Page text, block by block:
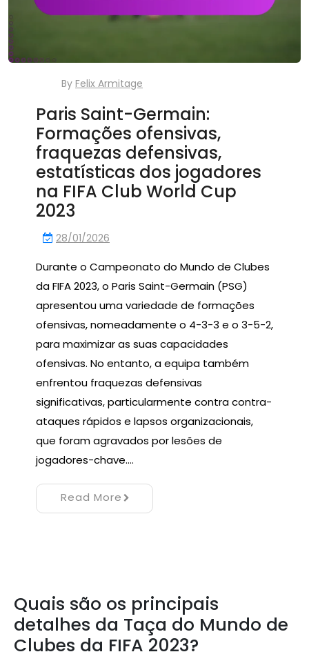
By Felix Armitage
Paris Saint-Germain:
Formações ofensivas,
fraquezas defensivas,
estatísticas dos jogadores
na FIFA Club World Cup
2023
28/01/2026
Durante o Campeonato do Mundo de Clubes
da FIFA 2023, o Paris Saint-Germain (PSG)
apresentou uma variedade de formações
ofensivas, nomeadamente o 4-3-3 e o 3-5-2,
para maximizar as suas capacidades
ofensivas. No entanto, a equipa também
enfrentou fraquezas defensivas
significativas, particularmente contra contra-
ataques rápidos e lapsos organizacionais,
que foram agravados por lesões de
jogadores-chave.…
Read More
Quais são os principais
detalhes da Taça do Mundo de
Clubes da FIFA 2023?